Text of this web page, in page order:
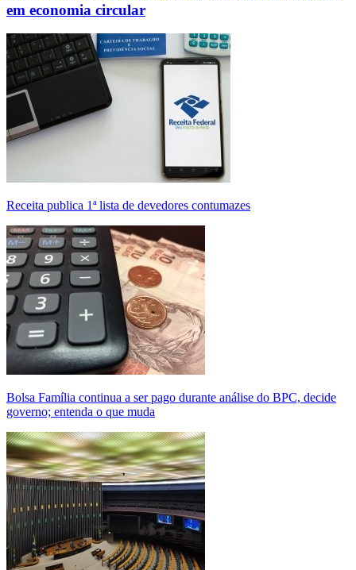
em economia circular
Receita publica 1ª lista de devedores contumazes
Bolsa Família continua a ser pago durante análise do BPC, decide
governo; entenda o que muda